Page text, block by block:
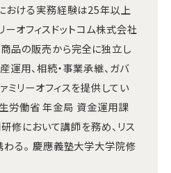
おける実務経験は25年以上
ーオフィスドットコム株式会社
品の販売から完全に独立し
運用、相続・事業承継、ガバ
ミリーオフィスを提供してい
生労働省 年金局 資金運用課
修において講師を務め、リス
る。 慶應義塾大学大学院修